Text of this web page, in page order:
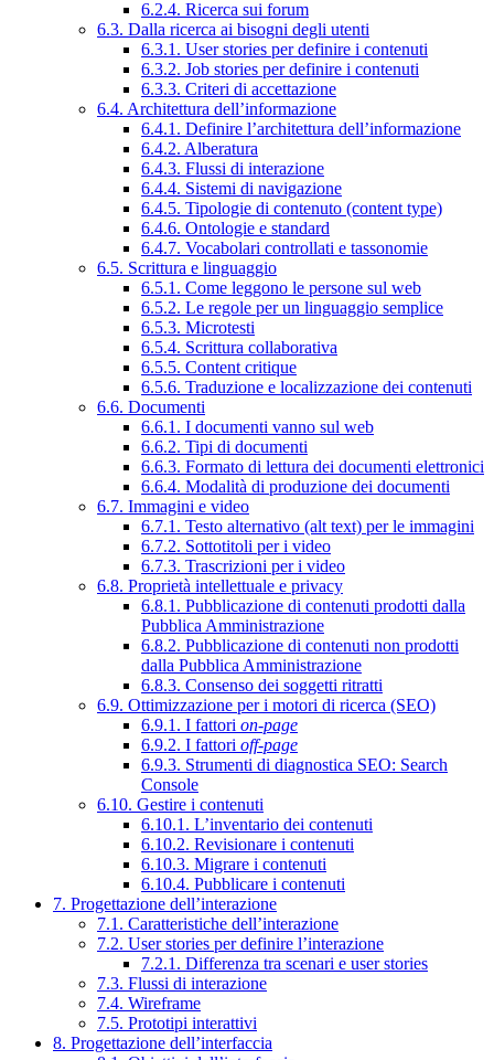
6.2.4. Ricerca sui forum
6.3. Dalla ricerca ai bisogni degli utenti
6.3.1. User stories per definire i contenuti
6.3.2. Job stories per definire i contenuti
6.3.3. Criteri di accettazione
6.4. Architettura dell’informazione
6.4.1. Definire l’architettura dell’informazione
6.4.2. Alberatura
6.4.3. Flussi di interazione
6.4.4. Sistemi di navigazione
6.4.5. Tipologie di contenuto (content type)
6.4.6. Ontologie e standard
6.4.7. Vocabolari controllati e tassonomie
6.5. Scrittura e linguaggio
6.5.1. Come leggono le persone sul web
6.5.2. Le regole per un linguaggio semplice
6.5.3. Microtesti
6.5.4. Scrittura collaborativa
6.5.5. Content critique
6.5.6. Traduzione e localizzazione dei contenuti
6.6. Documenti
6.6.1. I documenti vanno sul web
6.6.2. Tipi di documenti
6.6.3. Formato di lettura dei documenti elettronici
6.6.4. Modalità di produzione dei documenti
6.7. Immagini e video
6.7.1. Testo alternativo (alt text) per le immagini
6.7.2. Sottotitoli per i video
6.7.3. Trascrizioni per i video
6.8. Proprietà intellettuale e privacy
6.8.1. Pubblicazione di contenuti prodotti dalla
Pubblica Amministrazione
6.8.2. Pubblicazione di contenuti non prodotti
dalla Pubblica Amministrazione
6.8.3. Consenso dei soggetti ritratti
6.9. Ottimizzazione per i motori di ricerca (SEO)
6.9.1. I fattori on-page
6.9.2. I fattori off-page
6.9.3. Strumenti di diagnostica SEO: Search
Console
6.10. Gestire i contenuti
6.10.1. L’inventario dei contenuti
6.10.2. Revisionare i contenuti
6.10.3. Migrare i contenuti
6.10.4. Pubblicare i contenuti
7. Progettazione dell’interazione
7.1. Caratteristiche dell’interazione
7.2. User stories per definire l’interazione
7.2.1. Differenza tra scenari e user stories
7.3. Flussi di interazione
7.4. Wireframe
7.5. Prototipi interattivi
8. Progettazione dell’interfaccia